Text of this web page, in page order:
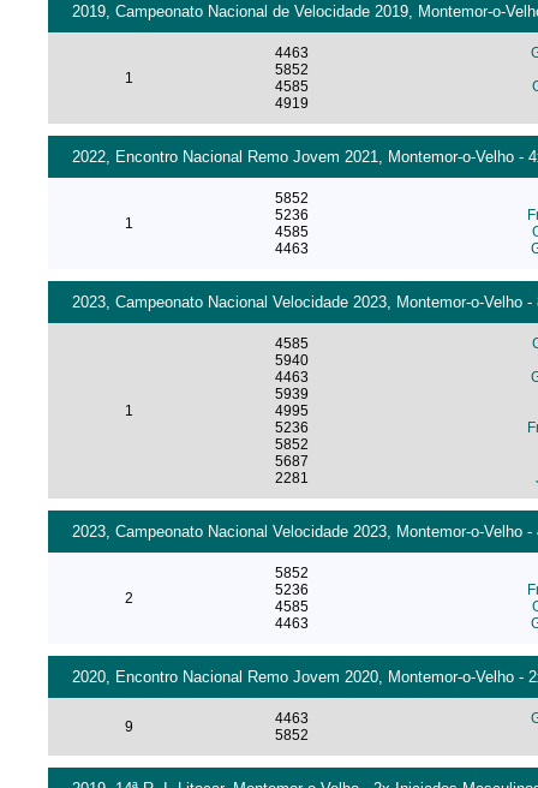
2019, Campeonato Nacional de Velocidade 2019, Montemor-o-
1
4463
5852
4585
4919
2022, Encontro Nacional Remo Jovem 2021, Montemor-o-Velho -
1
5852
5236
4585
4463
2023, Campeonato Nacional Velocidade 2023, Montemor-o-Velho
1
4585
5940
4463
5939
4995
5236
5852
5687
2281
2023, Campeonato Nacional Velocidade 2023, Montemor-o-Velho
2
5852
5236
4585
4463
2020, Encontro Nacional Remo Jovem 2020, Montemor-o-Velho -
9
4463
5852